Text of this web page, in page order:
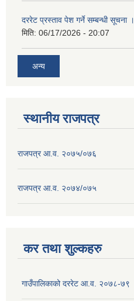
दररेट प्रस्ताव पेश गर्ने सम्बन्धी सूचना ।
मिति: 06/17/2026 - 20:07
अन्य
स्थानीय राजपत्र
राजपत्र आ.व. २०७५/०७६
राजपत्र आ.व. २०७४/०७५
कर तथा शुल्कहरु
गाउँपालिकाको दररेट आ.व. २०७८-७९